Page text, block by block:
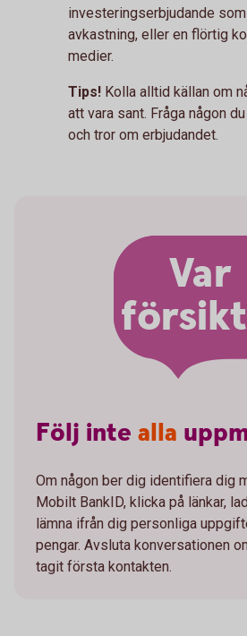
investeringserbjudande
avkastning, eller en flörtig
medier.
Tips! Kolla alltid källan om
att vara sant. Fråga någon
och tror om erbjudandet.
Var
Följ inte alla
Om någon ber dig identifiera dig
Mobilt BankID, klicka på länkar,
lämna ifrån dig personliga
pengar. Avsluta konversationen
tagit första kontakten.